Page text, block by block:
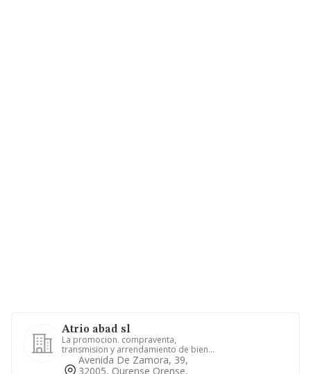
Atrio abad sl
La promocion. compraventa,
transmision y arrendamiento de bienes
inmuebles.
Avenida De Zamora, 39,
32005, Ourense Orense,